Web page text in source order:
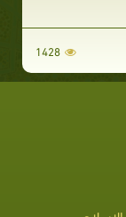
1428